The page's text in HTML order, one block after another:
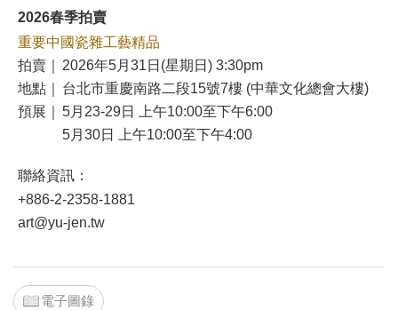
2026春季拍賣
重要中國瓷雜工藝精品
拍賣｜
2026年5月31日(星期日) 3:30pm
地點｜
台北市重慶南路二段15號7樓 (中華文化總會大樓)
預展｜
5月23-29日 上午10:00至下午6:00
5月30日 上午10:00至下午4:00
聯絡資訊：
+886-2-2358-1881
art@yu-jen.tw
電子圖錄